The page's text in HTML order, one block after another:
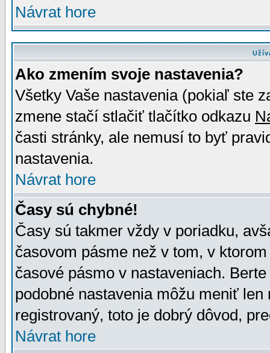
Návrat hore
Ako zmením svoje nastavenia?
Všetky Vaše nastavenia (pokiaľ ste
zmene stačí stlačiť tlačítko odkazu
časti stránky, ale nemusí to byť
nastavenia.
Návrat hore
Časy sú chybné!
Časy sú takmer vždy v poriadku,
časovom pásme než v tom, v
časové pásmo v nastaveniach.
podobné nastavenia môžu meniť
registrovaný, toto je dobrý dôvod,
Návrat hore